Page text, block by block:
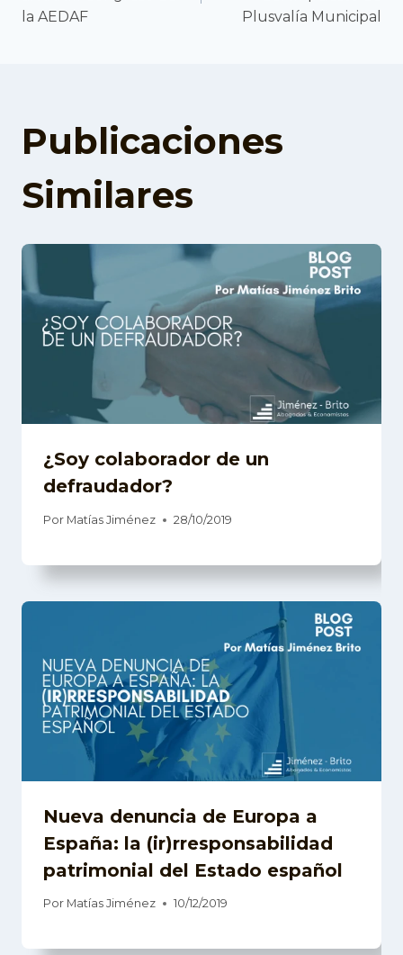
de
la AEDAF
Plusvalía Municipal
Publicaciones
Similares
¿Soy colaborador de un
defraudador?
Por Matías Jiménez 28/10/2019
Nueva denuncia de Europa a
España: la (ir)rresponsabilidad
patrimonial del Estado español
Por Matías Jiménez 10/12/2019